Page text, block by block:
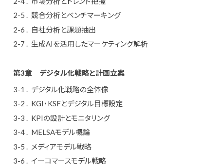
競合分析とベンチマーキング
自社分析と課題抽出
生成AIを活用したマーケティング解析
第3章
デジタル化戦略と計画立案
デジタル化戦略の全体像
KGI・KSFとデジタル目標設定
KPIの設計とモニタリング
MELSAモデル概論
メディアモデル戦略
イーコマースモデル戦略